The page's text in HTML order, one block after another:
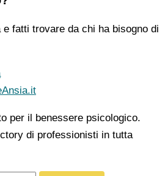
fatti trovare da chi ha bisogno di
per il benessere psicologico.
di professionisti in tutta